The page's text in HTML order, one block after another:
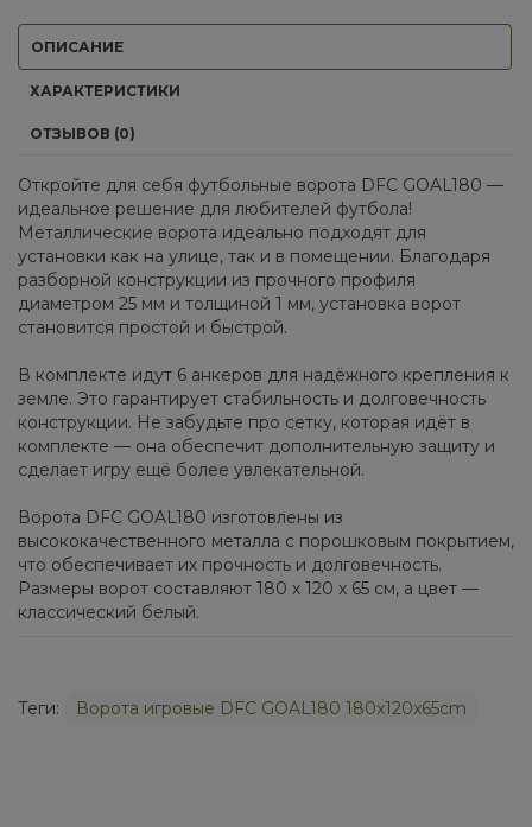
ОПИСАНИЕ
ХАРАКТЕРИСТИКИ
ОТЗЫВОВ (0)
Откройте для себя футбольные ворота DFC GOAL180 —
идеальное решение для любителей футбола!
Металлические ворота идеально подходят для
установки как на улице, так и в помещении. Благодаря
разборной конструкции из прочного профиля
диаметром 25 мм и толщиной 1 мм, установка ворот
становится простой и быстрой.
В комплекте идут 6 анкеров для надёжного крепления к
земле. Это гарантирует стабильность и долговечность
конструкции. Не забудьте про сетку, которая идёт в
комплекте — она обеспечит дополнительную защиту и
сделает игру ещё более увлекательной.
Ворота DFC GOAL180 изготовлены из
высококачественного металла с порошковым покрытием,
что обеспечивает их прочность и долговечность.
Размеры ворот составляют 180 х 120 х 65 см, а цвет —
классический белый.
Теги: Ворота игровые DFC GOAL180 180x120x65cm